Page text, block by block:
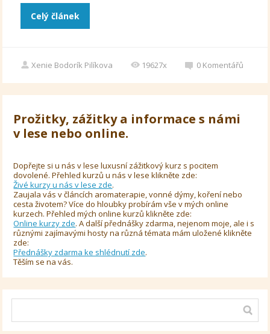
Celý článek
Xenie Bodorík Pilíkova 19627x 0 Komentářů
Prožitky, zážitky a informace s námi
v lese nebo online.
Dopřejte si u nás v lese luxusní zážitkový kurz s pocitem
dovolené. Přehled kurzů u nás v lese klikněte zde:
Živé kurzy u nás v lese zde.
Zaujala vás v článcích aromaterapie, vonné dýmy, koření nebo
cesta životem? Více do hloubky probírám vše v mých online
kurzech. Přehled mých online kurzů klikněte zde:
Online kurzy zde. A další přednášky zdarma, nejenom moje, ale i s
různými zajímavými hosty na různá témata mám uložené klikněte
zde:
Přednášky zdarma ke shlédnutí zde.
Těším se na vás.